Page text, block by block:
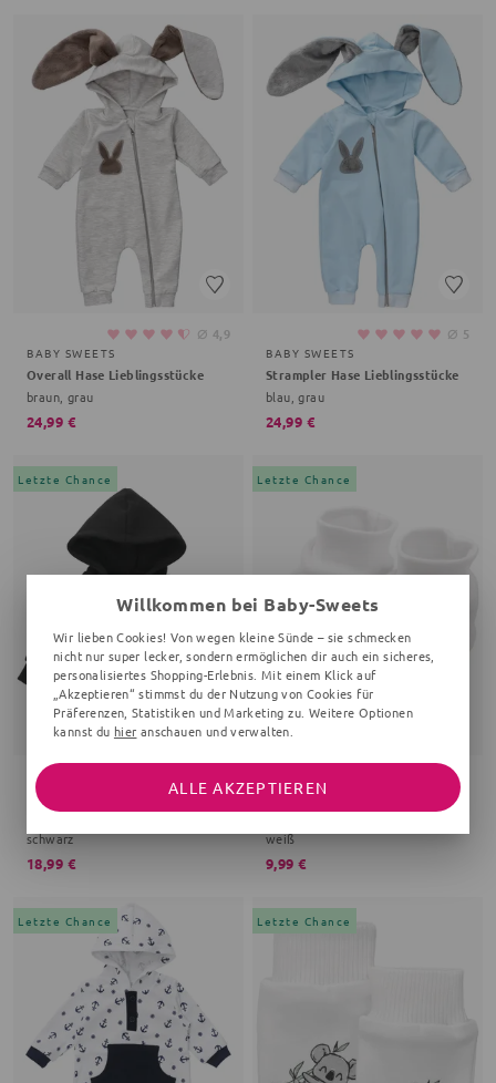
⌀ 4,9
BABY SWEETS
Overall Hase Lieblingsstücke
braun, grau
24,99 €
⌀ 5
BABY SWEETS
Strampler Hase Lieblingsstücke
blau, grau
24,99 €
Letzte Chance
BABY SWEETS
Hoodie Junges Gemüse Grüße, Gemüse
schwarz
18,99 €
Letzte Chance
BABY SWEETS
Schuhe Elefant Little Elephant
weiß
9,99 €
Letzte Chance Letzte Chance
Willkommen bei Baby-Sweets
Wir lieben Cookies! Von wegen kleine Sünde – sie schmecken
nicht nur super lecker, sondern ermöglichen dir auch ein sicheres,
personalisiertes Shopping-Erlebnis. Mit einem Klick auf
„Akzeptieren“ stimmst du der Nutzung von Cookies für
Präferenzen, Statistiken und Marketing zu. Weitere Optionen
kannst du hier anschauen und verwalten.
ALLE AKZEPTIEREN